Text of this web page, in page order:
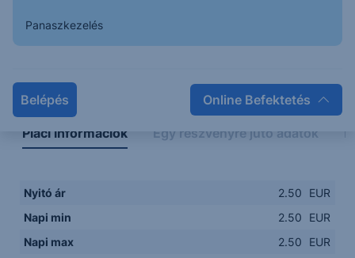
Panaszkezelés
Belépés Online Befektetés
Napon belüli Historikus
Piaci információk Egy részvényre jutó adatok
Nyitó ár 2.50
EUR
Napi min
2.50
EUR
Napi max
2.50
EUR